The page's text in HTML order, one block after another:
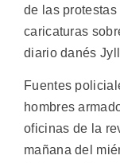
de las
caricaturas
diario danés
Fuentes
hombres
oficinas de la
mañana del